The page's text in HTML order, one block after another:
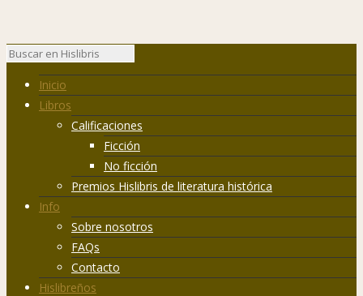
Inicio
Libros
Calificaciones
Ficción
No ficción
Premios Hislibris de literatura histórica
Info
Sobre nosotros
FAQs
Contacto
Hislibreños